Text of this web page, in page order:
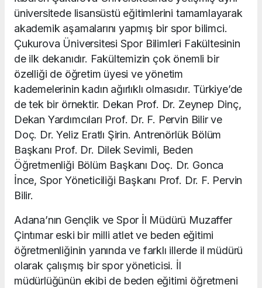
üniversitede lisansüstü eğitimlerini tamamlayarak
akademik aşamalarını yapmış bir spor bilimci.
Çukurova Üniversitesi Spor Bilimleri Fakültesinin
de ilk dekanıdır. Fakültemizin çok önemli bir
özelliği de öğretim üyesi ve yönetim
kademelerinin kadın ağırlıklı olmasıdır. Türkiye’de
de tek bir örnektir. Dekan Prof. Dr. Zeynep Dinç,
Dekan Yardımcıları Prof. Dr. F. Pervin Bilir ve
Doç. Dr. Yeliz Eratlı Şirin. Antrenörlük Bölüm
Başkanı Prof. Dr. Dilek Sevimli, Beden
Öğretmenliği Bölüm Başkanı Doç. Dr. Gonca
İnce, Spor Yöneticiliği Başkanı Prof. Dr. F. Pervin
Bilir.
Adana’nın Gençlik ve Spor İl Müdürü Muzaffer
Çintımar eski bir milli atlet ve beden eğitimi
öğretmenliğinin yanında ve farklı illerde il müdürü
olarak çalışmış bir spor yöneticisi. İl
müdürlüğünün ekibi de beden eğitimi öğretmeni